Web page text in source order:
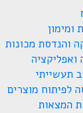
ומימון
והנדסת מכונות
ואפליקציה
תעשייתי
לפיתוח מוצרים
המצאות